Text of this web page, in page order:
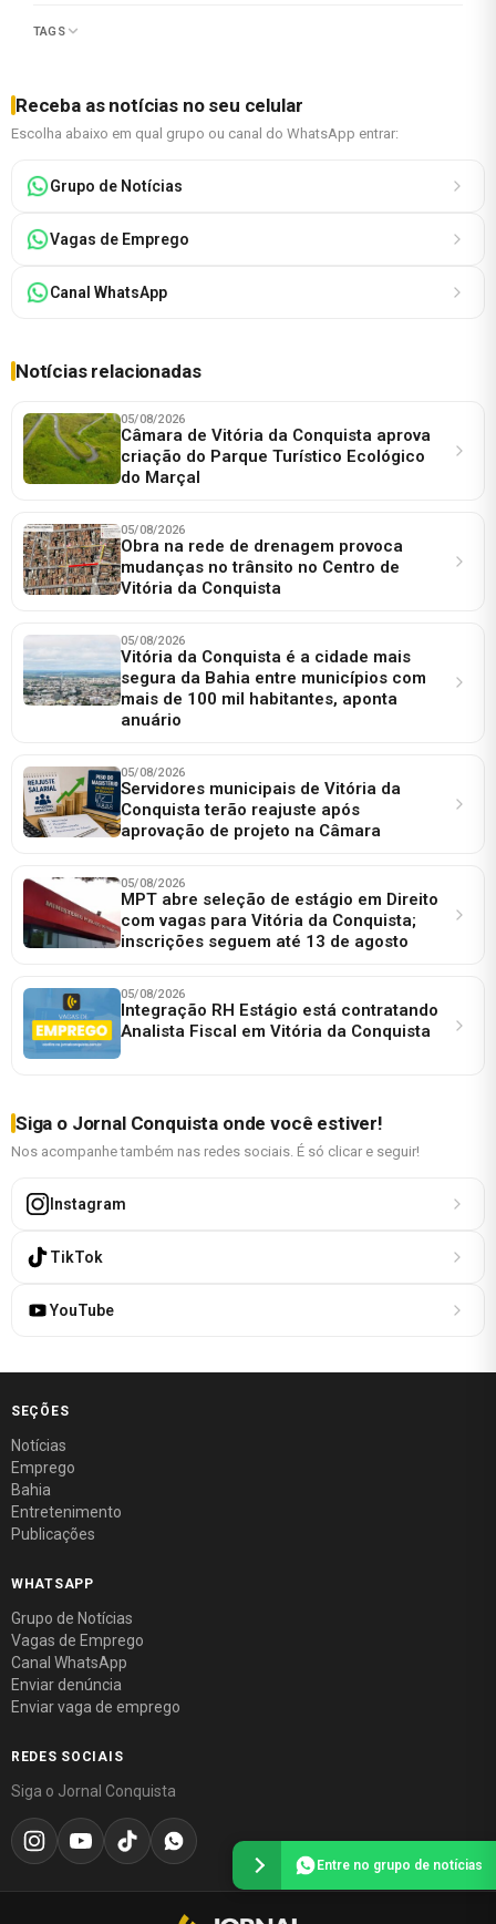
TAGS
Receba as notícias no seu celular
Escolha abaixo em qual grupo ou canal do WhatsApp entrar:
Grupo de Notícias
Vagas de Emprego
Canal WhatsApp
Notícias relacionadas
05/08/2026
Câmara de Vitória da Conquista aprova
criação do Parque Turístico Ecológico
do Marçal
05/08/2026
Obra na rede de drenagem provoca
mudanças no trânsito no Centro de
Vitória da Conquista
05/08/2026
Vitória da Conquista é a cidade mais
segura da Bahia entre municípios com
mais de 100 mil habitantes, aponta
anuário
05/08/2026
Servidores municipais de Vitória da
Conquista terão reajuste após
aprovação de projeto na Câmara
05/08/2026
MPT abre seleção de estágio em Direito
com vagas para Vitória da Conquista;
inscrições seguem até 13 de agosto
05/08/2026
Integração RH Estágio está contratando
Analista Fiscal em Vitória da Conquista
Siga o Jornal Conquista onde você estiver!
Nos acompanhe também nas redes sociais. É só clicar e seguir!
Instagram
TikTok
YouTube
SEÇÕES
Notícias
Emprego
Bahia
Entretenimento
Publicações
WHATSAPP
Grupo de Notícias
Vagas de Emprego
Canal WhatsApp
Enviar denúncia
Enviar vaga de emprego
REDES SOCIAIS
Siga o Jornal Conquista
Entre no grupo de notícias